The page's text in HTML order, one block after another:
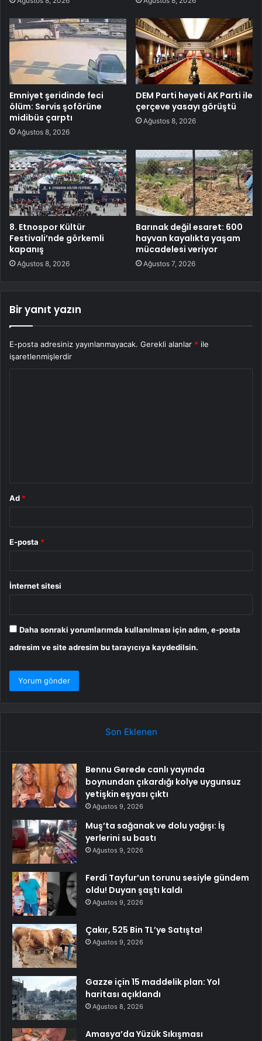
Emniyet şeridinde feci
ölüm: Servis şoförüne
midibüs çarptı
Ağustos 8, 2026
DEM Parti heyeti AK Parti ile
çerçeve yasayı görüştü
Ağustos 8, 2026
8. Etnospor Kültür
Festivali’nde görkemli
kapanış
Ağustos 8, 2026
Barınak değil esaret: 600
hayvan kayalıkta yaşam
mücadelesi veriyor
Ağustos 7, 2026
Bir yanıt yazın
E-posta adresiniz yayınlanmayacak. Gerekli alanlar * ile
işaretlenmişlerdir
Ad *
E-posta *
İnternet sitesi
Daha sonraki yorumlarımda kullanılması için adım, e-posta
adresim ve site adresim bu tarayıcıya kaydedilsin.
Son Eklenen
Bennu Gerede canlı yayında
boynundan çıkardığı kolye uygunsuz
yetişkin eşyası çıktı
Ağustos 9, 2026
Muş’ta sağanak ve dolu yağışı: İş
yerlerini su bastı
Ağustos 9, 2026
Ferdi Tayfur’un torunu sesiyle gündem
oldu! Duyan şaştı kaldı
Ağustos 9, 2026
Çakır, 525 Bin TL’ye Satışta!
Ağustos 9, 2026
Gazze için 15 maddelik plan: Yol
haritası açıklandı
Ağustos 8, 2026
Amasya’da Yüzük Sıkışması